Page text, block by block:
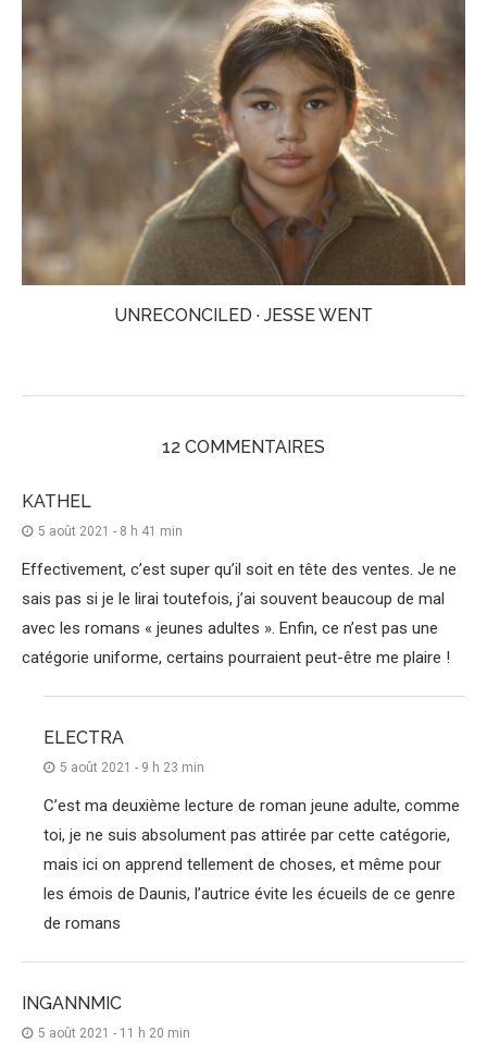
UNRECONCILED · JESSE WENT
12 COMMENTAIRES
KATHEL
5 août 2021 - 8 h 41 min
Effectivement, c’est super qu’il soit en tête des ventes. Je ne
sais pas si je le lirai toutefois, j’ai souvent beaucoup de mal
avec les romans « jeunes adultes ». Enfin, ce n’est pas une
catégorie uniforme, certains pourraient peut-être me plaire !
ELECTRA
5 août 2021 - 9 h 23 min
C’est ma deuxième lecture de roman jeune adulte, comme
toi, je ne suis absolument pas attirée par cette catégorie,
mais ici on apprend tellement de choses, et même pour
les émois de Daunis, l’autrice évite les écueils de ce genre
de romans
INGANNMIC
5 août 2021 - 11 h 20 min